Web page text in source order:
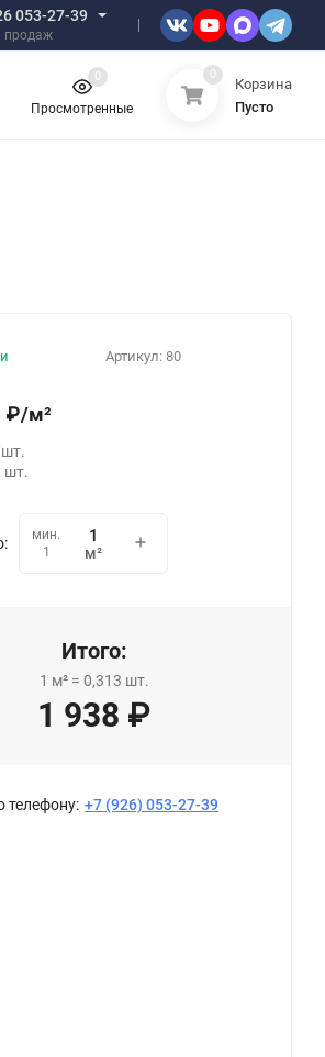
053-27-39
продаж
Просмотренные
0 0
Корзина
Пусто
Артикул: 80
₽/м²
шт.
шт.
мин.
1
м²
Итого:
1 м²= 0,313 шт.
1 938 ₽
телефону: +7 (926) 053-27-39